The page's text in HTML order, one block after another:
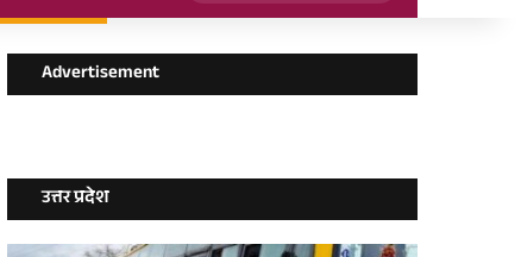
for
Advertisement
उत्तर प्रदेश